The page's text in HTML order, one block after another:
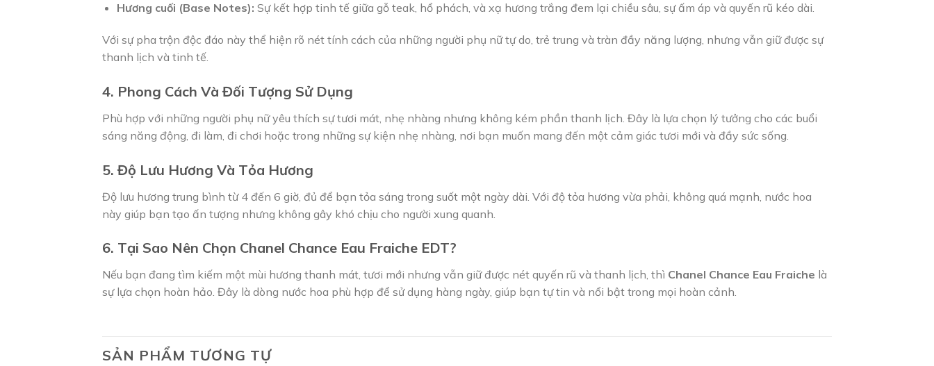
Hương cuối (Base Notes): Sự kết hợp tinh tế giữa gỗ teak, hổ phách, và xạ hương trắng đem lại chiều sâu, sự ấm áp và quyến rũ kéo dài.
Với sự pha trộn độc đáo này thể hiện rõ nét tính cách của những người phụ nữ tự do, trẻ trung và tràn đầy năng lượng, nhưng vẫn giữ được sự
thanh lịch và tinh tế.
4. Phong Cách Và Đối Tượng Sử Dụng
Phù hợp với những người phụ nữ yêu thích sự tươi mát, nhẹ nhàng nhưng không kém phần thanh lịch. Đây là lựa chọn lý tưởng cho các buổi
sáng năng động, đi làm, đi chơi hoặc trong những sự kiện nhẹ nhàng, nơi bạn muốn mang đến một cảm giác tươi mới và đầy sức sống.
5. Độ Lưu Hương Và Tỏa Hương
Độ lưu hương trung bình từ 4 đến 6 giờ, đủ để bạn tỏa sáng trong suốt một ngày dài. Với độ tỏa hương vừa phải, không quá mạnh, nước hoa
này giúp bạn tạo ấn tượng nhưng không gây khó chịu cho người xung quanh.
6. Tại Sao Nên Chọn Chanel Chance Eau Fraiche EDT?
Nếu bạn đang tìm kiếm một mùi hương thanh mát, tươi mới nhưng vẫn giữ được nét quyến rũ và thanh lịch, thì Chanel Chance Eau Fraiche là
sự lựa chọn hoàn hảo. Đây là dòng nước hoa phù hợp để sử dụng hàng ngày, giúp bạn tự tin và nổi bật trong mọi hoàn cảnh.
SẢN PHẨM TƯƠNG TỰ